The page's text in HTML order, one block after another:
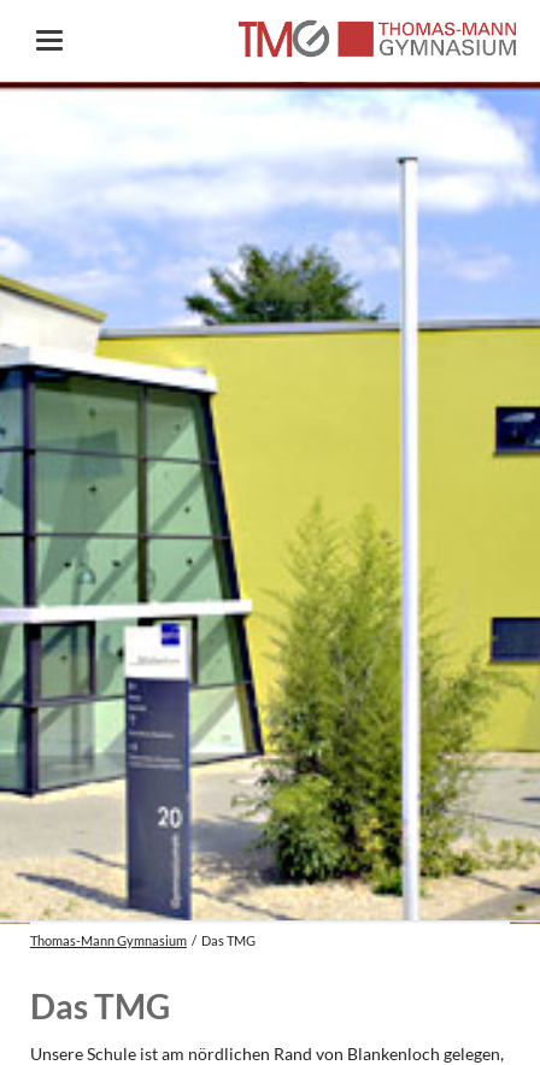
Thomas-Mann Gymnasium Das TMG
Das TMG
Unsere Schule ist am nördlichen Rand von Blankenloch gelegen,